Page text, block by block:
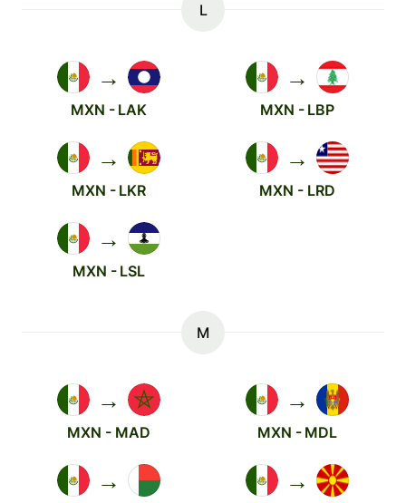
L
→
MXN - LAK
→
MXN - LBP
→
MXN - LKR
→
MXN - LRD
→
MXN - LSL
M
→
MXN - MAD
→
MXN - MDL
→ →